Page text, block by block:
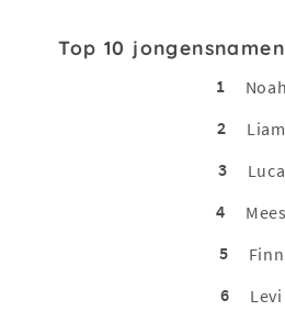
Top 10
1
Noah
2
Liam
3
Luca
4
Mees
5
Finn
6
Levi